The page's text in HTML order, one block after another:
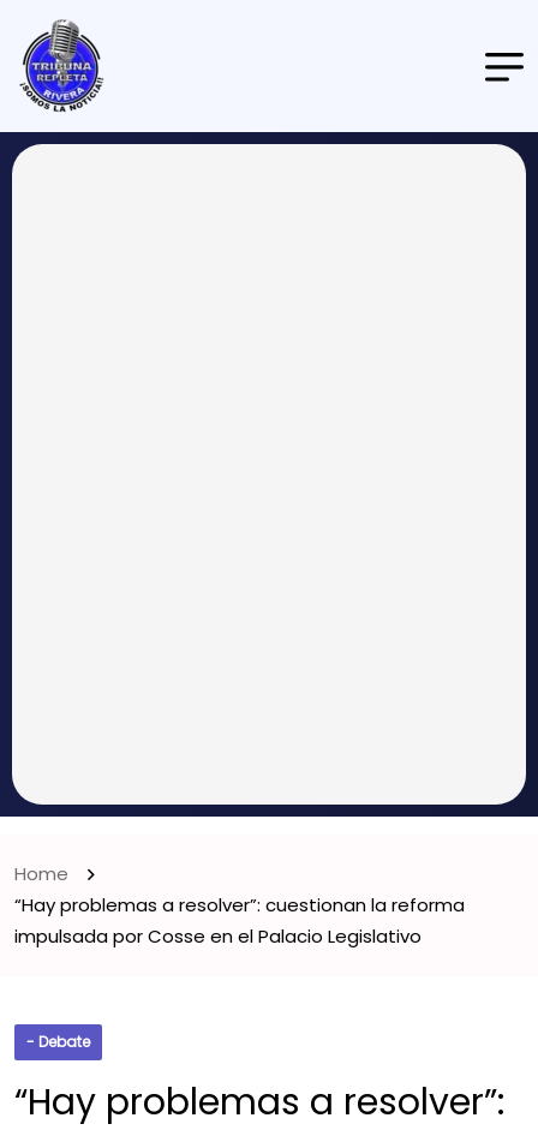
Home
“Hay problemas a resolver”: cuestionan la reforma
impulsada por Cosse en el Palacio Legislativo
- Debate
“Hay problemas a resolver”: